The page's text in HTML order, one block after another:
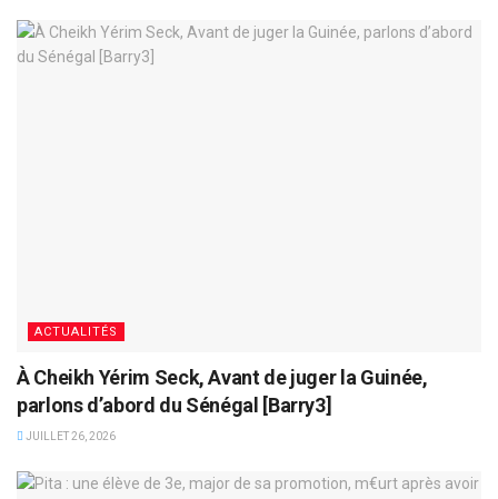
ACTUALITÉS
À Cheikh Yérim Seck, Avant de juger la Guinée,
parlons d’abord du Sénégal [Barry3]
JUILLET 26, 2026